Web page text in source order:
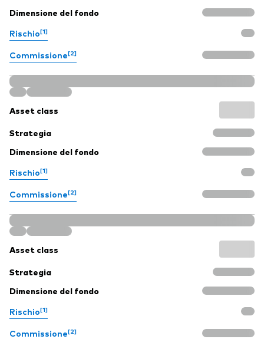
Dimensione del fondo
Rischio[1]
Commissione[2]
Asset class
Strategia
Dimensione del fondo
Rischio[1]
Commissione[2]
Asset class
Strategia
Dimensione del fondo
Rischio[1]
Commissione[2]